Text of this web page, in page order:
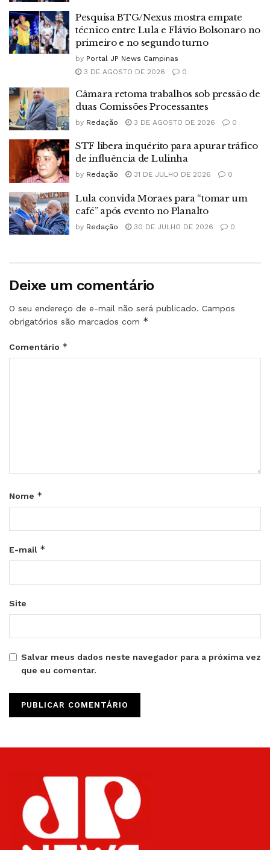
Pesquisa BTG/Nexus mostra empate
técnico entre Lula e Flávio Bolsonaro no
primeiro e no segundo turno
by Portal JP News Campinas
3 DE AGOSTO DE 2026
0
Câmara retoma trabalhos sob pressão de
duas Comissões Processantes
by Redação 3 DE AGOSTO DE 2026 0
STF libera inquérito para apurar tráfico
de influência de Lulinha
by Redação 31 DE JULHO DE 2026 0
Lula convida Moraes para “tomar um
café” após evento no Planalto
by Redação 30 DE JULHO DE 2026 0
Deixe um comentário
O seu endereço de e-mail não será publicado. Campos
obrigatórios são marcados com *
Comentário *
Nome *
E-mail *
Site
Salvar meus dados neste navegador para a próxima vez
que eu comentar.